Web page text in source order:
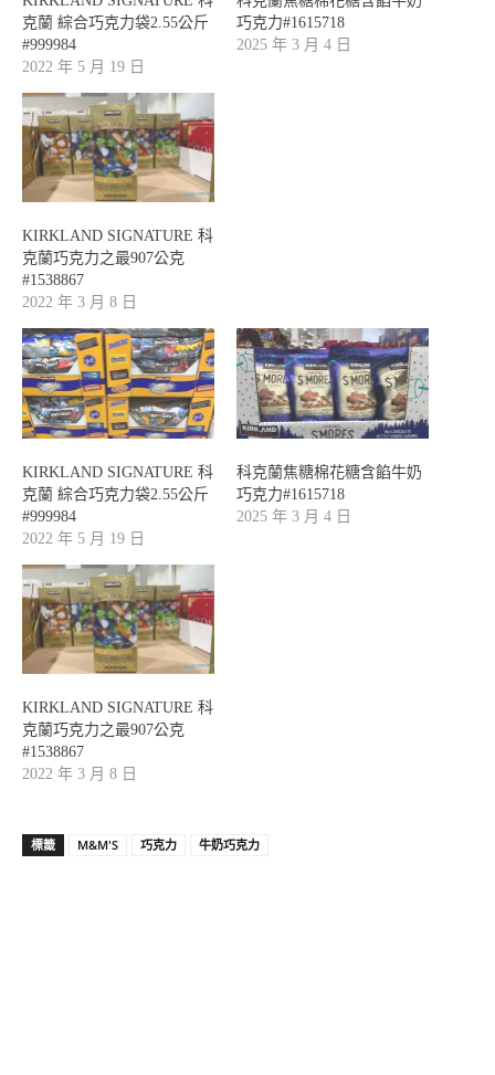
克蘭 綜合巧克力袋2.55公斤
#999984
2022 年 5 月 19 日
巧克力#1615718
2025 年 3 月 4 日
KIRKLAND SIGNATURE 科
克蘭巧克力之最907公克
#1538867
2022 年 3 月 8 日
KIRKLAND SIGNATURE 科
克蘭 綜合巧克力袋2.55公斤
#999984
2022 年 5 月 19 日
科克蘭焦糖棉花糖含餡牛奶
巧克力#1615718
2025 年 3 月 4 日
KIRKLAND SIGNATURE 科
克蘭巧克力之最907公克
#1538867
2022 年 3 月 8 日
標籤 M&M'S 巧克力 牛奶巧克力